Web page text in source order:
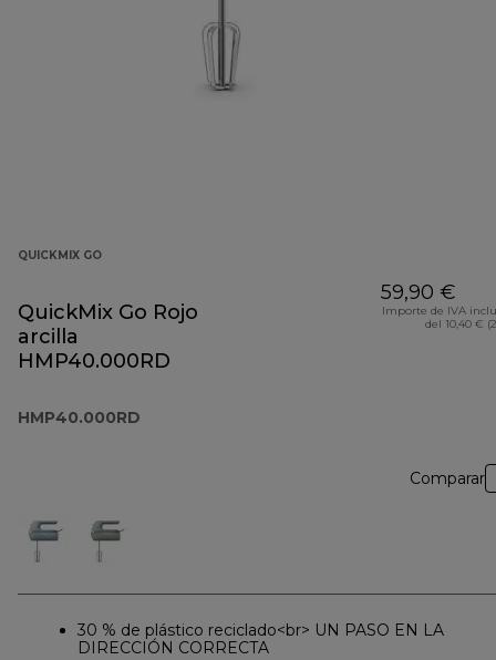
QUICKMIX GO
QuickMix Go Rojo
arcilla
HMP40.000RD
HMP40.000RD
59,90 €
Importe de IVA
del 10,40 €
Comparar
30 % de plástico reciclado<br> UN PASO EN LA
DIRECCIÓN CORRECTA